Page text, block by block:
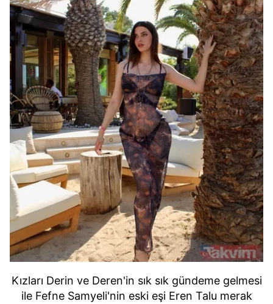
Kızları Derin ve Deren'in sık sık gündeme gelmesi
ile Fefne Samyeli'nin eski eşi Eren Talu merak